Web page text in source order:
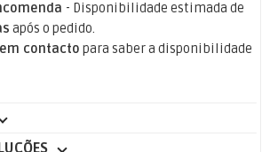
- Disponibilidade estimada de
após o pedido.
contacto para saber a disponibilidade